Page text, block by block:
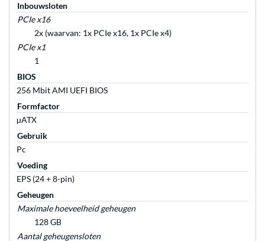
Inbouwsloten
PCIe x16
2x (waarvan: 1x PCIe x16, 1x PCIe x4)
PCIe x1
1
BIOS
256 Mbit AMI UEFI BIOS
Formfactor
µATX
Gebruik
Pc
Voeding
EPS (24 + 8-pin)
Geheugen
Maximale hoeveelheid geheugen
128 GB
Aantal geheugensloten